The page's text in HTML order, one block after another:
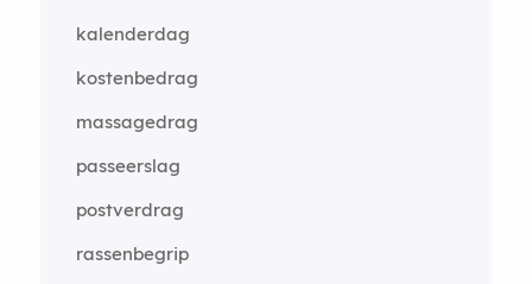
kalenderdag
kostenbedrag
massagedrag
passeerslag
postverdrag
rassenbegrip